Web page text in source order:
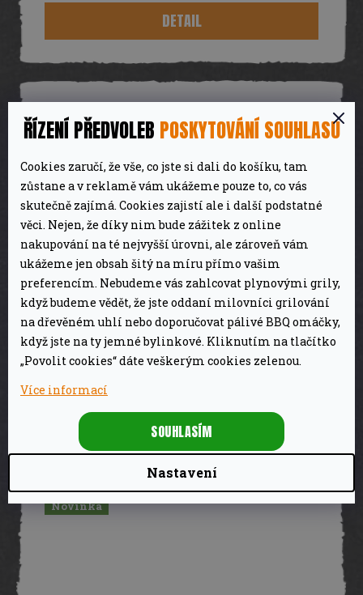
ŘÍZENÍ PŘEDVOLEB POSKYTOVÁNÍ SOUHLASU
Cookies zaručí, že vše, co jste si dali do košíku, tam
zůstane a v reklamě vám ukážeme pouze to, co vás
skutečně zajímá. Cookies zajistí ale i další podstatné
věci. Nejen, že díky nim bude zážitek z online
nakupování na té nejvyšší úrovni, ale zároveň vám
ukážeme jen obsah šitý na míru přímo vašim
preferencím. Nebudeme vás zahlcovat plynovými grily,
když budeme vědět, že jste oddaní milovníci grilování
na dřevěném uhlí nebo doporučovat pálivé BBQ omáčky,
když jste na ty jemné bylinkové. Kliknutím na tlačítko
„Povolit cookies“ dáte veškerým cookies zelenou.
Více informací
Nastavení
SOUHLASÍM
A
DETAIL
Z
D
A
ZDARMA
BBQ bezdrátový WiFi & Bluetooth teploměr
INT-12-BW Inkbird
DETAIL
Novinka